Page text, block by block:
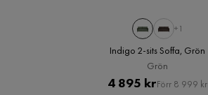
+1
Indigo 2-sits Soffa, Grön
Grön
Pris
4 895 krOriginal
Förr 8 999 kr